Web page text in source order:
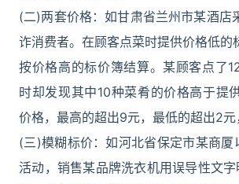
(二)两套价格：如甘肃省兰州市某酒店
诈消费者。在顾客点菜时提供价格低的
按价格高的标价簿结算。某顾客点了
时却发现其中10种菜肴的价格高于提
价格，最高的超出9元，最低的超出2元
(三)模糊标价：如河北省保定市某商厦
活动，销售某品牌洗衣机用误导性文